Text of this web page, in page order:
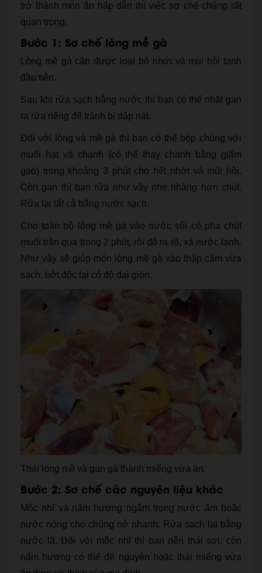
trở thành món ăn hấp dẫn thì việc sơ chế chúng rất
quan trọng.
Bước 1: Sơ chế lòng mề gà
Lòng mề gà cần được loại bỏ nhớt và mùi hôi tanh
đầu tiên.
Sau khi rửa sạch bằng nước thì bạn có thể nhặt gan
ra rửa riêng để tránh bị dập nát.
Đối với lòng và mề gà thì bạn có thể bóp chúng với
muối hạt và chanh (có thể thay chanh bằng giấm
gạo) trong khoảng 3 phút cho hết nhớt và mùi hôi.
Còn gan thì bạn rửa như vậy nhẹ nhàng hơn chút.
Rửa lại tất cả bằng nước sạch.
Cho toàn bộ lòng mề gà vào nước sôi có pha chút
muối trần qua trong 2 phút, rồi đổ ra rổ, xả nước lạnh.
Như vây sẽ giúp món lòng mề gà xào thập cẩm vừa
sạch, bớt độc lại có độ dai giòn.
Thái lòng mề và gan gà thành miếng vừa ăn.
Bước 2: Sơ chế các nguyên liệu khác
Mộc nhĩ và nấm hương ngâm trong nước ấm hoặc
nước nóng cho chúng nở nhanh. Rửa sạch lại bằng
nước lã. Đối với mộc nhĩ thì bạn nên thái sợi, còn
nấm hương có thể để nguyên hoặc thái miếng vừa